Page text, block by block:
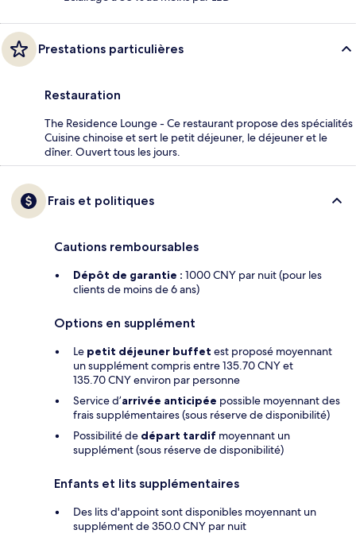
Prestations particulières
Restauration
The Residence Lounge - Ce restaurant propose des spécialités
Cuisine chinoise et sert le petit déjeuner, le déjeuner et le
dîner. Ouvert tous les jours.
Frais et politiques
Cautions remboursables
Dépôt de garantie : 1000 CNY par nuit (pour les
clients de moins de 6 ans)
Options en supplément
Le petit déjeuner buffet est proposé moyennant
un supplément compris entre 135.70 CNY et
135.70 CNY environ par personne
Service d’arrivée anticipée possible moyennant des
frais supplémentaires (sous réserve de disponibilité)
Possibilité de départ tardif moyennant un
supplément (sous réserve de disponibilité)
Enfants et lits supplémentaires
Des lits d'appoint sont disponibles moyennant un
supplément de 350.0 CNY par nuit